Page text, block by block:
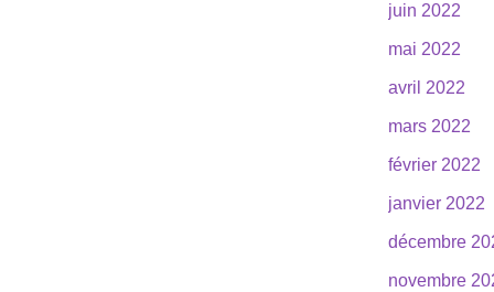
juin 2022
mai 2022
avril 2022
mars 2022
février 2022
janvier 2022
décembre
novembre